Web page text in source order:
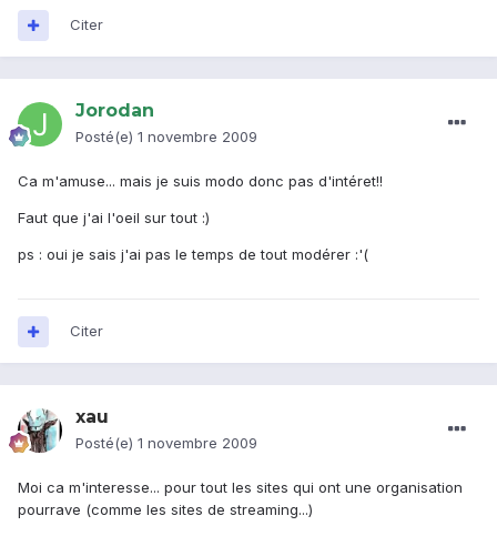
Citer
Jorodan
Posté(e) 1 novembre 2009
Ca m'amuse... mais je suis modo donc pas d'intéret!!
Faut que j'ai l'oeil sur tout :)
ps : oui je sais j'ai pas le temps de tout modérer :'(
Citer
xau
Posté(e) 1 novembre 2009
Moi ca m'interesse... pour tout les sites qui ont une organisation
pourrave (comme les sites de streaming...)